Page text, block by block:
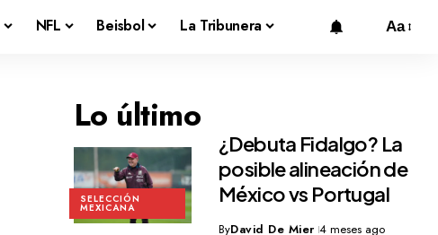
NFL Beisbol La Tribunera Aa
Lo último
SELECCIÓN
MEXICANA
¿Debuta Fidalgo? La
posible alineación de
México vs Portugal
ByDavid De Mier 4 meses ago